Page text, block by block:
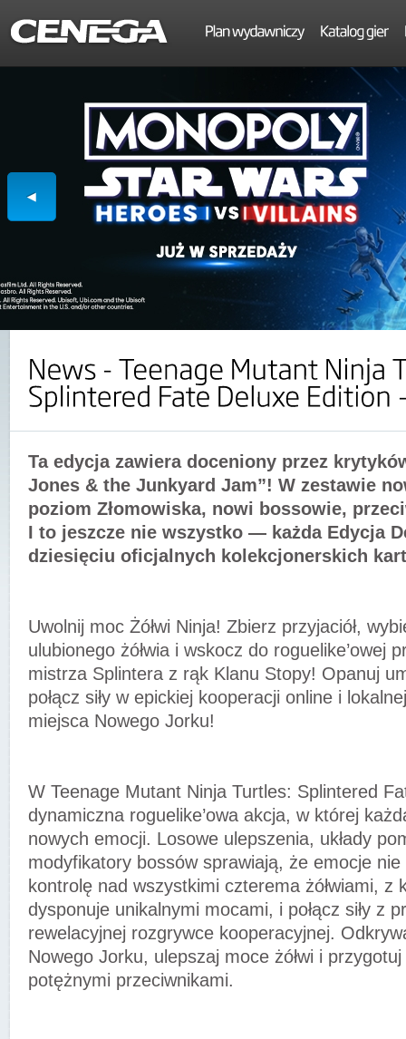
Ta edycja zawiera doceniony przez
Jones & the Junkyard Jam”! W zestawie
poziom Złomowiska, nowi bossowie,
I to jeszcze nie wszystko — każda Edycja
dziesięciu oficjalnych kolekcjonerskich
Uwolnij moc Żółwi Ninja! Zbierz przyjaciół,
ulubionego żółwia i wskocz do roguelike’owej
mistrza Splintera z rąk Klanu Stopy! Opanuj
połącz siły w epickiej kooperacji online i
miejsca Nowego Jorku!
W Teenage Mutant Ninja Turtles: Splintered
dynamiczna roguelike’owa akcja, w której
nowych emocji. Losowe ulepszenia, układy
modyfikatory bossów sprawiają, że emocje
kontrolę nad wszystkimi czterema żółwiami, z
dysponuje unikalnymi mocami, i połącz siły z
rewelacyjnej rozgrywce kooperacyjnej.
Nowego Jorku, ulepszaj moce żółwi i
potężnymi przeciwnikami.